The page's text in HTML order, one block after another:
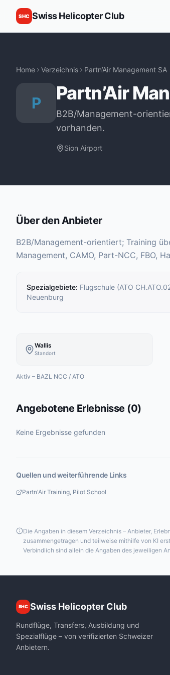
SHC Swiss Helicopter Club
Home Verzeichnis Partn’Air Management SA
P Partn’Air
B2B/Management-
vorhanden.
Sion Airport
Über den Anbieter
B2B/Management-orientiert; Training
Management, CAMO, Part-NCC, FBO,
Spezialgebiete: Flugschule (ATO
Neuenburg
Wallis
Standort
Aktiv – BAZL NCC / ATO
Angebotene Erlebnisse(0)
Keine Ergebnisse gefunden
Quellen und weiterführende Links
Partn'Air Training, Pilot School
Die Angaben in diesem Verzeichnis – Anbieter,
zusammengetragen und teilweise mithilfe von KI
Verbindlich sind allein die Angaben des jeweiligen
SHC Swiss Helicopter Club
Rundflüge, Transfers, Ausbildung und
Spezialflüge – von verifizierten Schweizer
Anbietern.